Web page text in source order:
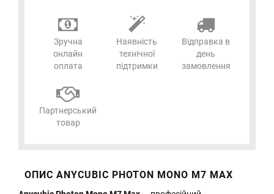
Зручна
онлайн
оплата
Наявність
технічної
підтримки
Відправка в
день
замовлення
Партнерський
товар
ОПИС ANYCUBIC PHOTON MONO M7 MAX